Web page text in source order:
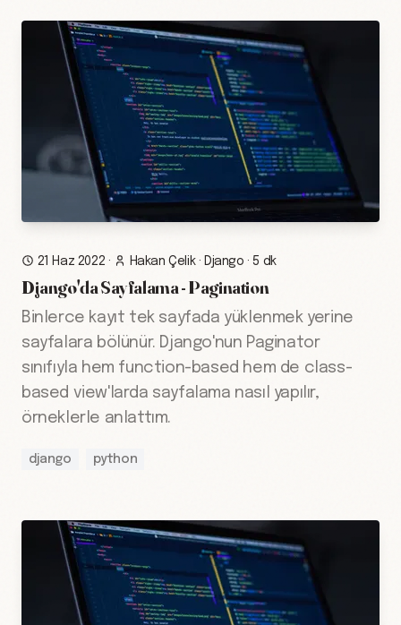
21 Haz 2022 · Hakan Çelik· Django · 5 dk
Django'da Sayfalama - Pagination
Binlerce kayıt tek sayfada yüklenmek yerine
sayfalara bölünür. Django'nun Paginator
sınıfıyla hem function-based hem de class-
based view'larda sayfalama nasıl yapılır,
örneklerle anlattım.
django python